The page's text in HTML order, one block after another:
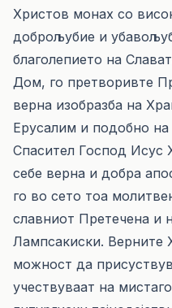
Христов монах со
доброљубие и
благолепието на
Дом, го претворивте
верна изобразба на
Ерусалим и подобно
Спасител Господ Исус
себе верна и добра
го во сето тоа
славниот Претечена и
Лампсакиски. Верните
можност да
учествуваат на